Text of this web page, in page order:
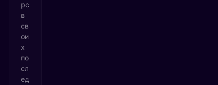
рс
в
св
ои
х
по
сл
ед